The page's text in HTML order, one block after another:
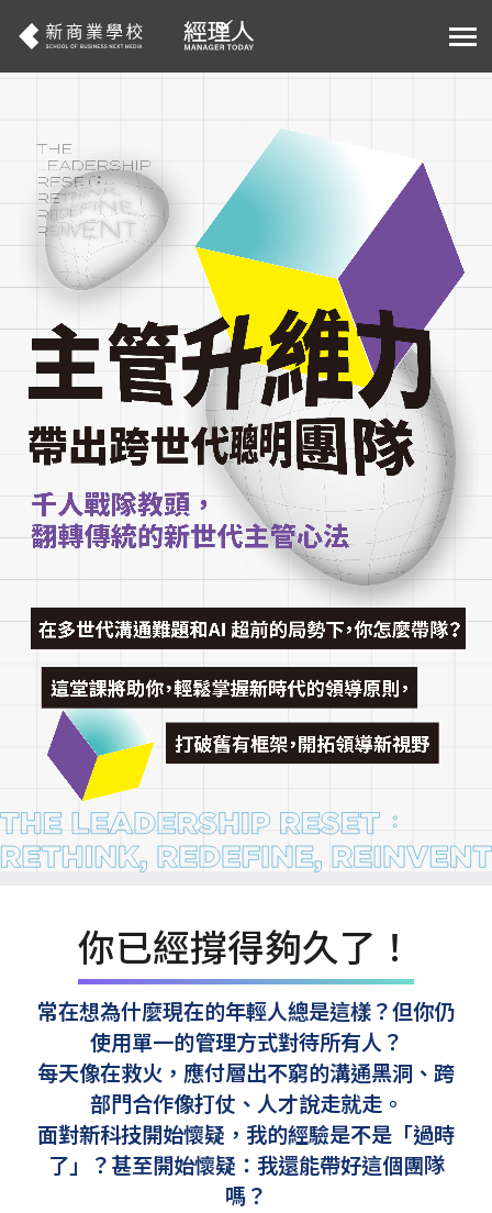
你已經撐得夠久了！
常在想為什麼現在的年輕人總是這樣？但你仍
使用單一的管理方式對待所有人？
每天像在救火，應付層出不窮的溝通黑洞、跨
部門合作像打仗、人才說走就走。
面對新科技開始懷疑，我的經驗是不是「過時
了」？甚至開始懷疑：我還能帶好這個團隊
嗎？